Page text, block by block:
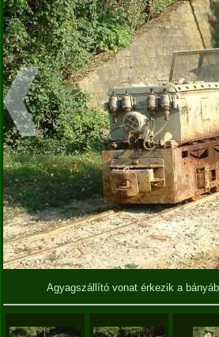
Agyagszállító vonat érkezik a